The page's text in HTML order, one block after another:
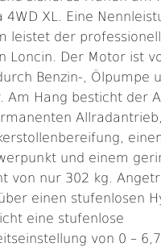
4WD XL. Eine
leistet der
Loncin. Der Motor ist
Benzin-, Ölpumpe
Am Hang besticht der
und einem
von nur 302 kg.
einen stufenlosen
eine stufenlose
von 0 –